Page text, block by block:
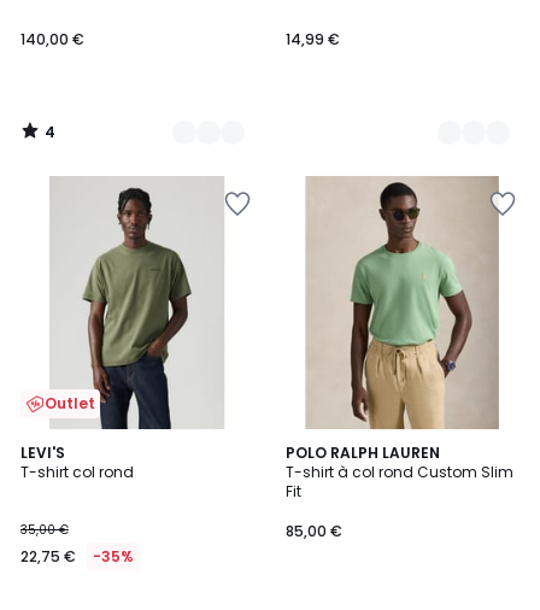
140,00 €
4
/
14,99 €
Outlet
LEVI'S
T-shirt col rond
35,00 €
22,75 € -35%
4,7
/ 5
4
Couleurs
POLO RALPH LAUREN
T-shirt à col rond Custom Slim
Fit
85,00 €
5
/
5
3
Couleurs